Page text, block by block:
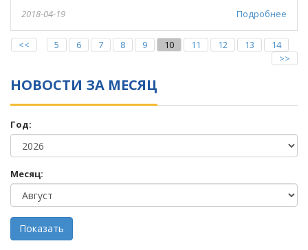
Подробнее
2018-04-19
<< 5 6 7 8 9 10 11 12 13
14
>>
НОВОСТИ ЗА МЕСЯЦ
Год:
Месяц: